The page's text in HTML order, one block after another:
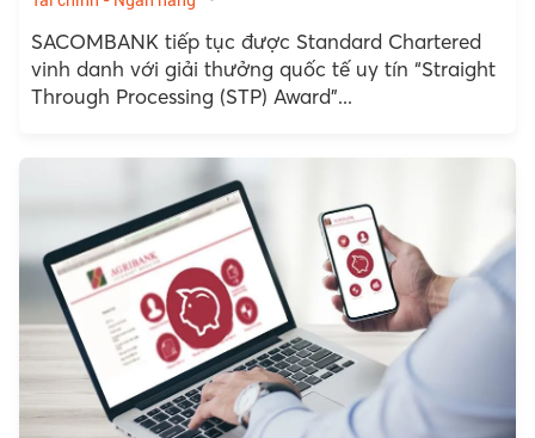
SACOMBANK tiếp tục được Standard Chartered
vinh danh với giải thưởng quốc tế uy tín “Straight
Through Processing (STP) Award”...